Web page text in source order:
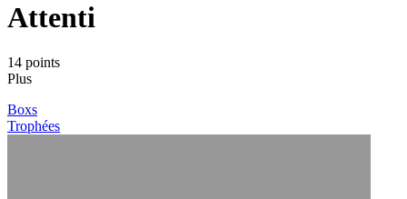
Attenti
14 points
Plus
Boxs
Trophées